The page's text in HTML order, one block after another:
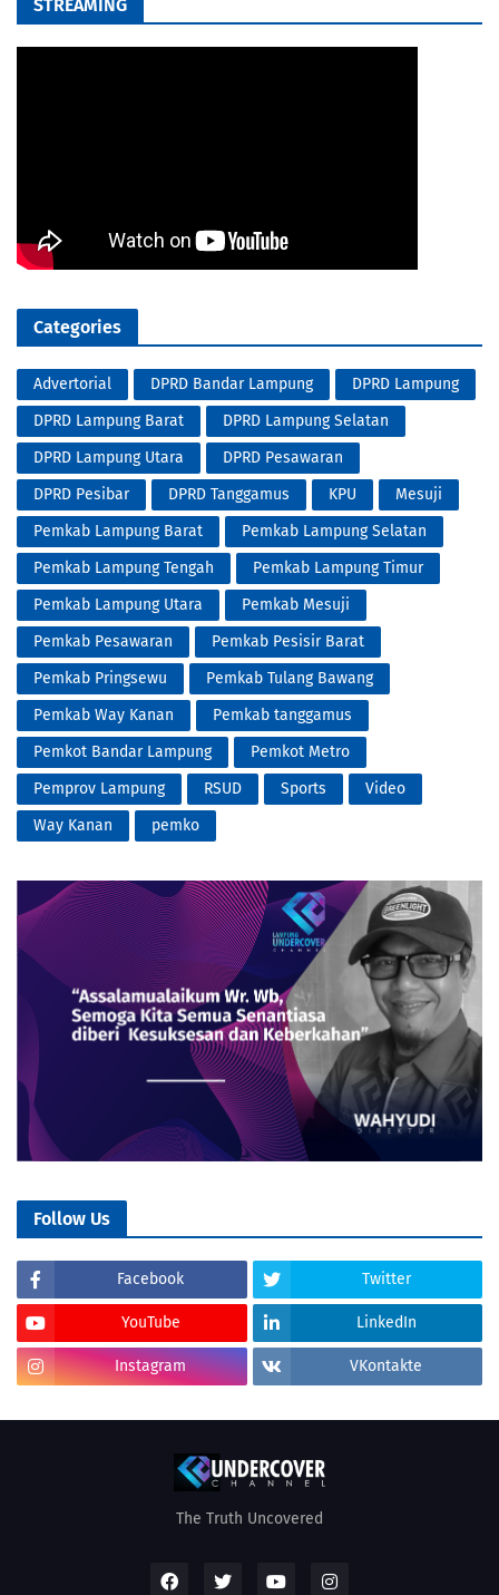
STREAMING
Categories
Advertorial DPRD Bandar Lampung
DPRD Lampung
DPRD Lampung Barat
DPRD Lampung Selatan
DPRD Lampung Utara
DPRD Pesawaran
DPRD Pesibar
DPRD Tanggamus KPU
Mesuji
Pemkab Lampung Barat
Pemkab Lampung Selatan
Pemkab Lampung Tengah
Pemkab Lampung Timur
Pemkab Lampung Utara
Pemkab Mesuji
Pemkab Pesawaran
Pemkab Pesisir Barat
Pemkab Pringsewu
Pemkab Tulang Bawang
Pemkab Way Kanan
Pemkab tanggamus
Pemkot Bandar Lampung
Pemkot Metro
Pemprov Lampung
RSUD Sports
Video
Way Kanan
pemko
Follow Us
Facebook Twitter
YouTube LinkedIn
Instagram VKontakte
The Truth Uncovered